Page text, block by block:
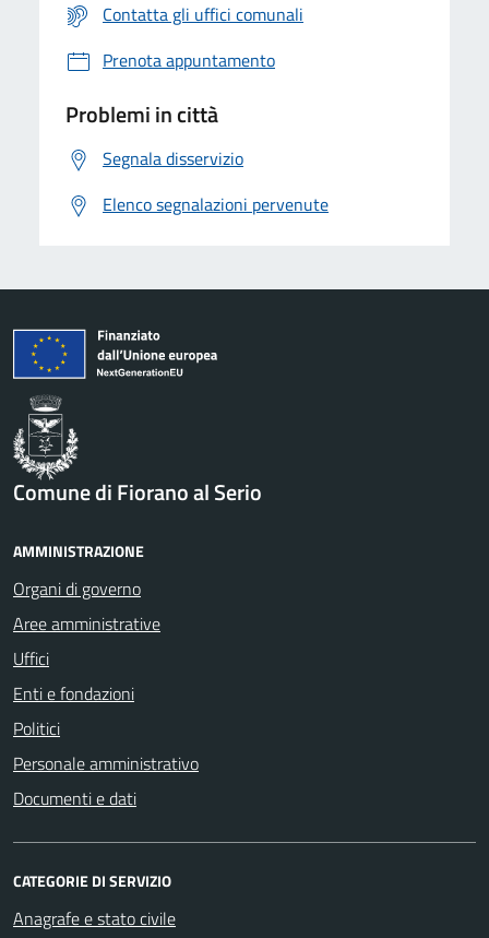
Contatta gli uffici comunali
Prenota appuntamento
Problemi in città
Segnala disservizio
Elenco segnalazioni pervenute
Comune di Fiorano al Serio
AMMINISTRAZIONE
Organi di governo
Aree amministrative
Uffici
Enti e fondazioni
Politici
Personale amministrativo
Documenti e dati
CATEGORIE DI SERVIZIO
Anagrafe e stato civile